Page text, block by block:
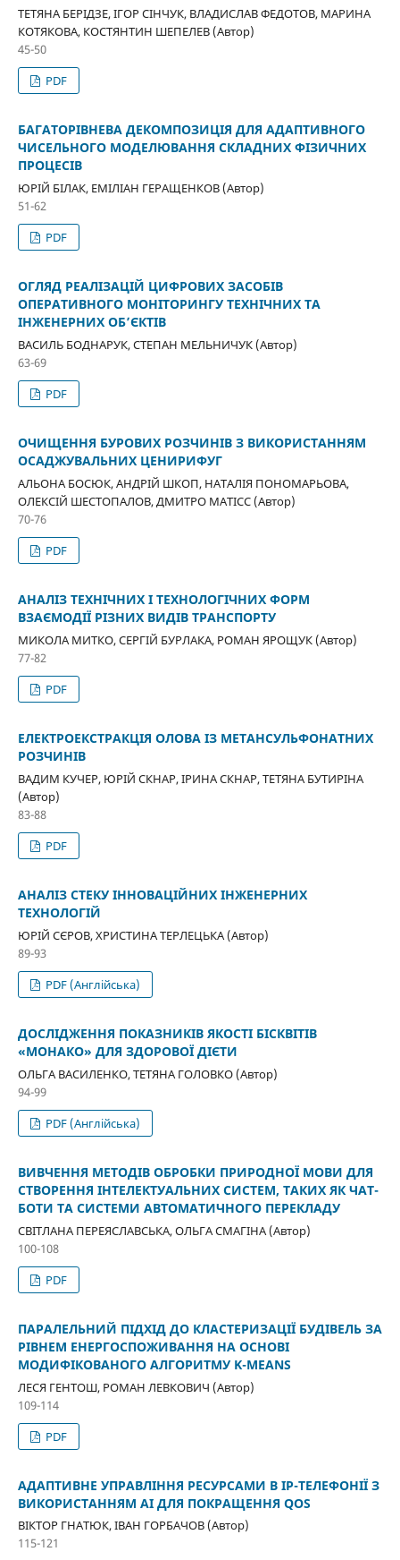
ТЕТЯНА БЕРІДЗЕ, ІГОР СІНЧУК, ВЛАДИСЛАВ ФЕДОТОВ, МАРИНА
КОТЯКОВА, КОСТЯНТИН ШЕПЕЛЕВ (Автор)
45-50
PDF
БАГАТОРІВНЕВА ДЕКОМПОЗИЦІЯ ДЛЯ АДАПТИВНОГО
ЧИСЕЛЬНОГО МОДЕЛЮВАННЯ СКЛАДНИХ ФІЗИЧНИХ
ПРОЦЕСІВ
ЮРІЙ БІЛАК, ЕМІЛІАН ГЕРАЩЕНКОВ (Автор)
51-62
PDF
ОГЛЯД РЕАЛІЗАЦІЙ ЦИФРОВИХ ЗАСОБІВ
ОПЕРАТИВНОГО МОНІТОРИНГУ ТЕХНІЧНИХ ТА
ІНЖЕНЕРНИХ ОБ’ЄКТІВ
ВАСИЛЬ БОДНАРУК, СТЕПАН МЕЛЬНИЧУК (Автор)
63-69
PDF
ОЧИЩЕННЯ БУРОВИХ РОЗЧИНІВ З ВИКОРИСТАННЯМ
ОСАДЖУВАЛЬНИХ ЦЕНИРИФУГ
АЛЬОНА БОСЮК, АНДРІЙ ШКОП, НАТАЛІЯ ПОНОМАРЬОВА,
ОЛЕКСІЙ ШЕСТОПАЛОВ, ДМИТРО МАТІСС (Автор)
70-76
PDF
АНАЛІЗ ТЕХНІЧНИХ І ТЕХНОЛОГІЧНИХ ФОРМ
ВЗАЄМОДІЇ РІЗНИХ ВИДІВ ТРАНСПОРТУ
МИКОЛА МИТКО, СЕРГІЙ БУРЛАКА, РОМАН ЯРОЩУК (Автор)
77-82
PDF
ЕЛЕКТРОЕКСТРАКЦІЯ ОЛОВА ІЗ МЕТАНСУЛЬФОНАТНИХ
РОЗЧИНІВ
ВАДИМ КУЧЕР, ЮРІЙ СКНАР, ІРИНА СКНАР, ТЕТЯНА БУТИРІНА
(Автор)
83-88
PDF
АНАЛІЗ СТЕКУ ІННОВАЦІЙНИХ ІНЖЕНЕРНИХ
ТЕХНОЛОГІЙ
ЮРІЙ СЄРОВ, ХРИСТИНА ТЕРЛЕЦЬКА (Автор)
89-93
PDF (Англійська)
ДОСЛІДЖЕННЯ ПОКАЗНИКІВ ЯКОСТІ БІСКВІТІВ
«МОНАКО» ДЛЯ ЗДОРОВОЇ ДІЄТИ
ОЛЬГА ВАСИЛЕНКО, ТЕТЯНА ГОЛОВКО (Автор)
94-99
PDF (Англійська)
ВИВЧЕННЯ МЕТОДІВ ОБРОБКИ ПРИРОДНОЇ МОВИ ДЛЯ
СТВОРЕННЯ ІНТЕЛЕКТУАЛЬНИХ СИСТЕМ, ТАКИХ ЯК ЧАТ-
БОТИ ТА СИСТЕМИ АВТОМАТИЧНОГО ПЕРЕКЛАДУ
СВІТЛАНА ПЕРЕЯСЛАВСЬКА, ОЛЬГА СМАГІНА (Автор)
100-108
PDF
ПАРАЛЕЛЬНИЙ ПІДХІД ДО КЛАСТЕРИЗАЦІЇ БУДІВЕЛЬ ЗА
РІВНЕМ ЕНЕРГОСПОЖИВАННЯ НА ОСНОВІ
МОДИФІКОВАНОГО АЛГОРИТМУ K-MEANS
ЛЕСЯ ГЕНТОШ, РОМАН ЛЕВКОВИЧ (Автор)
109-114
PDF
АДАПТИВНЕ УПРАВЛІННЯ РЕСУРСАМИ В IP-ТЕЛЕФОНІЇ З
ВИКОРИСТАННЯМ AI ДЛЯ ПОКРАЩЕННЯ QOS
ВІКТОР ГНАТЮК, ІВАН ГОРБАЧОВ (Автор)
115-121